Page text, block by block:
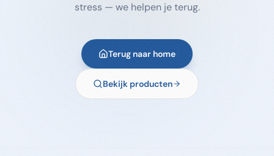
stress — we helpen je terug.
Terug naar home
Bekijk producten